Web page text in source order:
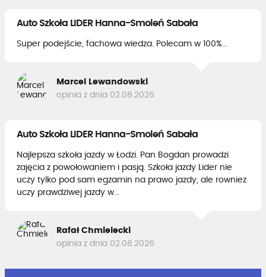
Auto Szkoła LIDER Hanna-Smoleń Sabała
Super podejście, fachowa wiedza. Polecam w 100%...
Marcel Lewandowski
opinia z dnia 02.08.2026
Auto Szkoła LIDER Hanna-Smoleń Sabała
Najlepsza szkoła jazdy w Łodzi. Pan Bogdan prowadzi
zajęcia z powołowaniem i pasją. Szkoła jazdy Lider nie
uczy tylko pod sam egzamin na prawo jazdy, ale rowniez
uczy prawdziwej jazdy w...
Rafał Chmielecki
opinia z dnia 02.08.2026